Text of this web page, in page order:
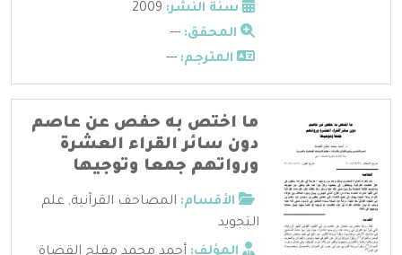
سنة النشر:
المحقق: ---
المترجم: ---
ما اختص به حفص عن عاصم
دون سائر القراء العشرة
ورواتهم جمعا وتوجيها
الأقسام: المصاحف القرآنية, علم
التجويد